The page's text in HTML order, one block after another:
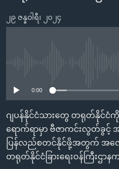
သို့
စာမျက်နှာ
သို့
ကျော်
ကြည့်
အစ္စရေး-ပါလက်စတိုင်း
ရပ်ဝန်းတခု လမ်းတခု အလွန်
အင်္ဂလိပ်စာလေ့လာမယ်
ဗွီအိုအေ လူမှုကွန်ယက်များ
၂၉ ဇန္နဝါရီ၊ ၂၀၂၄
0:00
ဂျပန်နိုင်ငံသားတွေ တရုတ်နိုင်ငံ
ရောက်ရာမှာ ဗီဇာကင်းလွတ်ခွင့်
ပြန်လည်စတင်နိုင်ဖို့အတွက် အလ
တရုတ်နိုင်ငံခြားရေးဝန်ကြီးဌာန